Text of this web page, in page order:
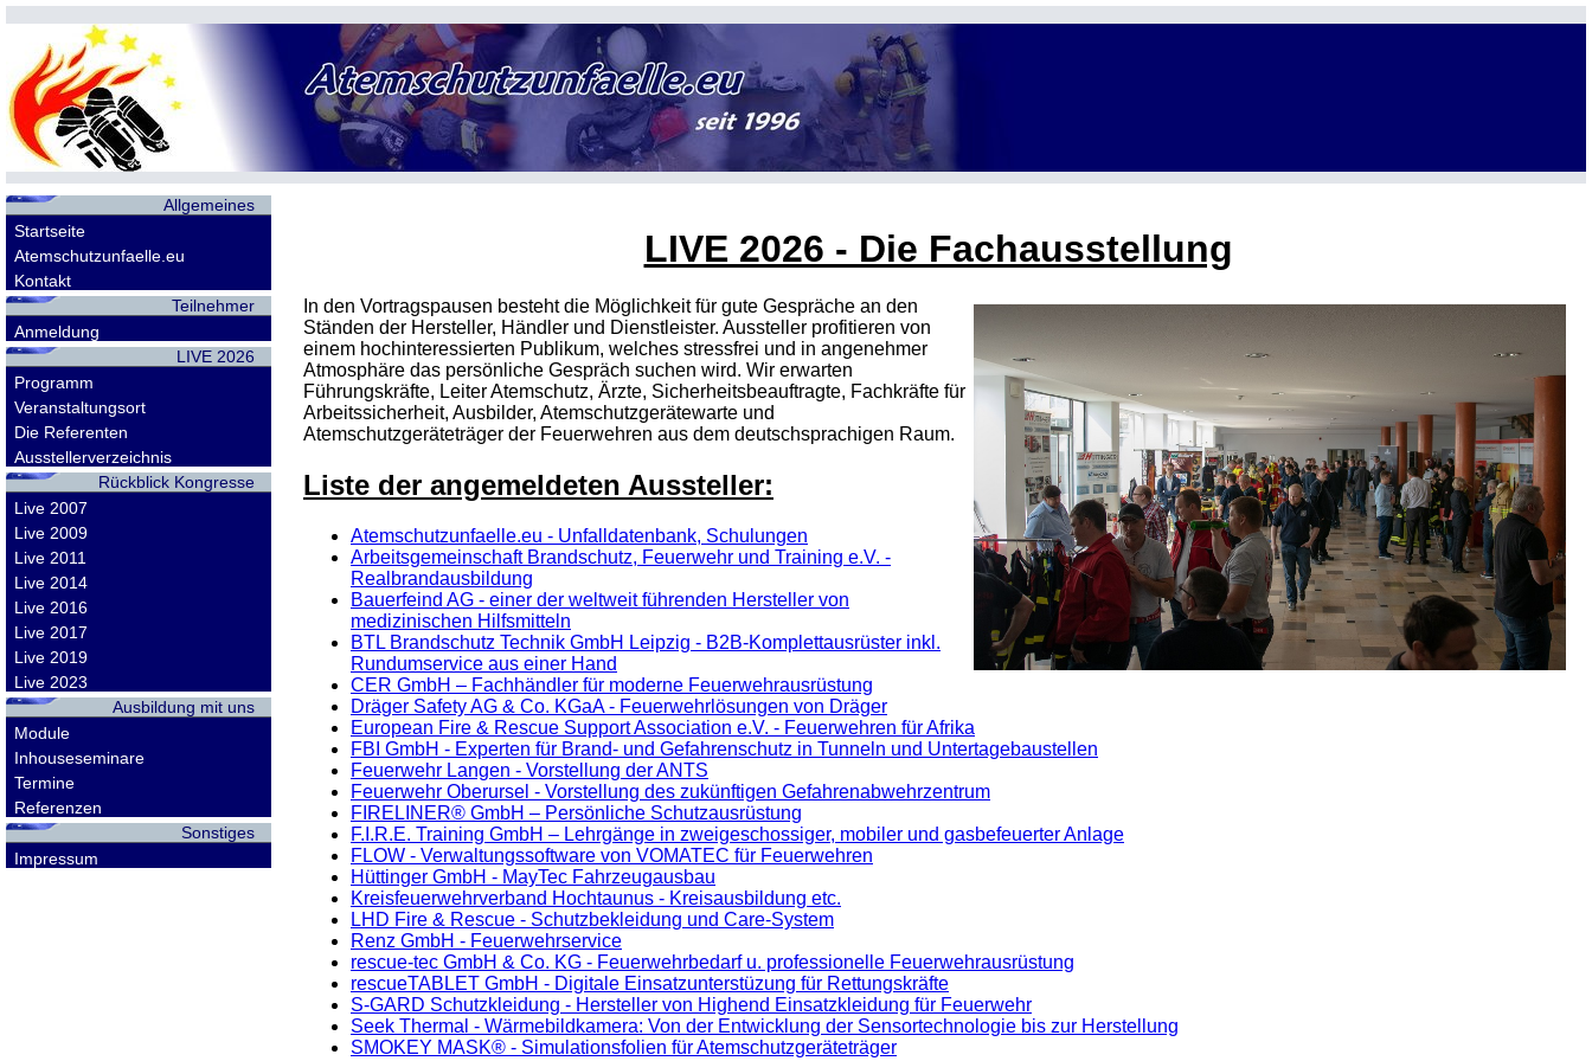
Allgemeines
Startseite
Atemschutzunfaelle.eu
Kontakt
Teilnehmer
Anmeldung
LIVE 2026
Programm
Veranstaltungsort
Die Referenten
Ausstellerverzeichnis
Rückblick Kongresse
Live 2007
Live 2009
Live 2011
Live 2014
Live 2016
Live 2017
Live 2019
Live 2023
Ausbildung mit uns
Module
Inhouseseminare
Termine
Referenzen
Sonstiges
Impressum
LIVE 2026 - Die Fachausstellung
In den Vortragspausen besteht die Möglichkeit für gute Gespräche an den
Ständen der Hersteller, Händler und Dienstleister. Aussteller profitieren von
einem hochinteressierten Publikum, welches stressfrei und in angenehmer
Atmosphäre das persönliche Gespräch suchen wird. Wir erwarten
Führungskräfte, Leiter Atemschutz, Ärzte, Sicherheitsbeauftragte, Fachkräfte für
Arbeitssicherheit, Ausbilder, Atemschutzgerätewarte und
Atemschutzgeräteträger der Feuerwehren aus dem deutschsprachigen Raum.
Liste der angemeldeten Aussteller:
Atemschutzunfaelle.eu - Unfalldatenbank, Schulungen
Arbeitsgemeinschaft Brandschutz, Feuerwehr und Training e.V. -
Realbrandausbildung
Bauerfeind AG - einer der weltweit führenden Hersteller von
medizinischen Hilfsmitteln
BTL Brandschutz Technik GmbH Leipzig - B2B-Komplettausrüster inkl.
Rundumservice aus einer Hand
CER GmbH – Fachhändler für moderne Feuerwehrausrüstung
Dräger Safety AG & Co. KGaA - Feuerwehrlösungen von Dräger
European Fire & Rescue Support Association e.V. - Feuerwehren für Afrika
FBI GmbH - Experten für Brand- und Gefahrenschutz in Tunneln und Untertagebaustellen
Feuerwehr Langen - Vorstellung der ANTS
Feuerwehr Oberursel - Vorstellung des zukünftigen Gefahrenabwehrzentrum
FIRELINER® GmbH – Persönliche Schutzausrüstung
F.I.R.E. Training GmbH – Lehrgänge in zweigeschossiger, mobiler und gasbefeuerter Anlage
FLOW - Verwaltungssoftware von VOMATEC für Feuerwehren
Hüttinger GmbH - MayTec Fahrzeugausbau
Kreisfeuerwehrverband Hochtaunus - Kreisausbildung etc.
LHD Fire & Rescue - Schutzbekleidung und Care-System
Renz GmbH - Feuerwehrservice
rescue-tec GmbH & Co. KG - Feuerwehrbedarf u. professionelle Feuerwehrausrüstung
rescueTABLET GmbH - Digitale Einsatzunterstüzung für Rettungskräfte
S-GARD Schutzkleidung - Hersteller von Highend Einsatzkleidung für Feuerwehr
Seek Thermal - Wärmebildkamera: Von der Entwicklung der Sensortechnologie bis zur Herstellung
SMOKEY MASK® - Simulationsfolien für Atemschutzgeräteträger